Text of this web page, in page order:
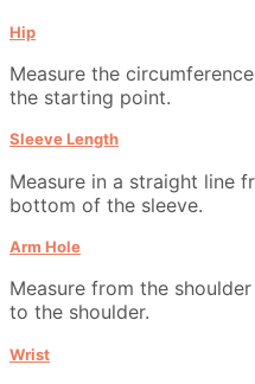
Hip
Measure the
the starting point.
Sleeve Length
Measure in a straight line
bottom of the sleeve.
Arm Hole
Measure from the
to the shoulder.
Wrist